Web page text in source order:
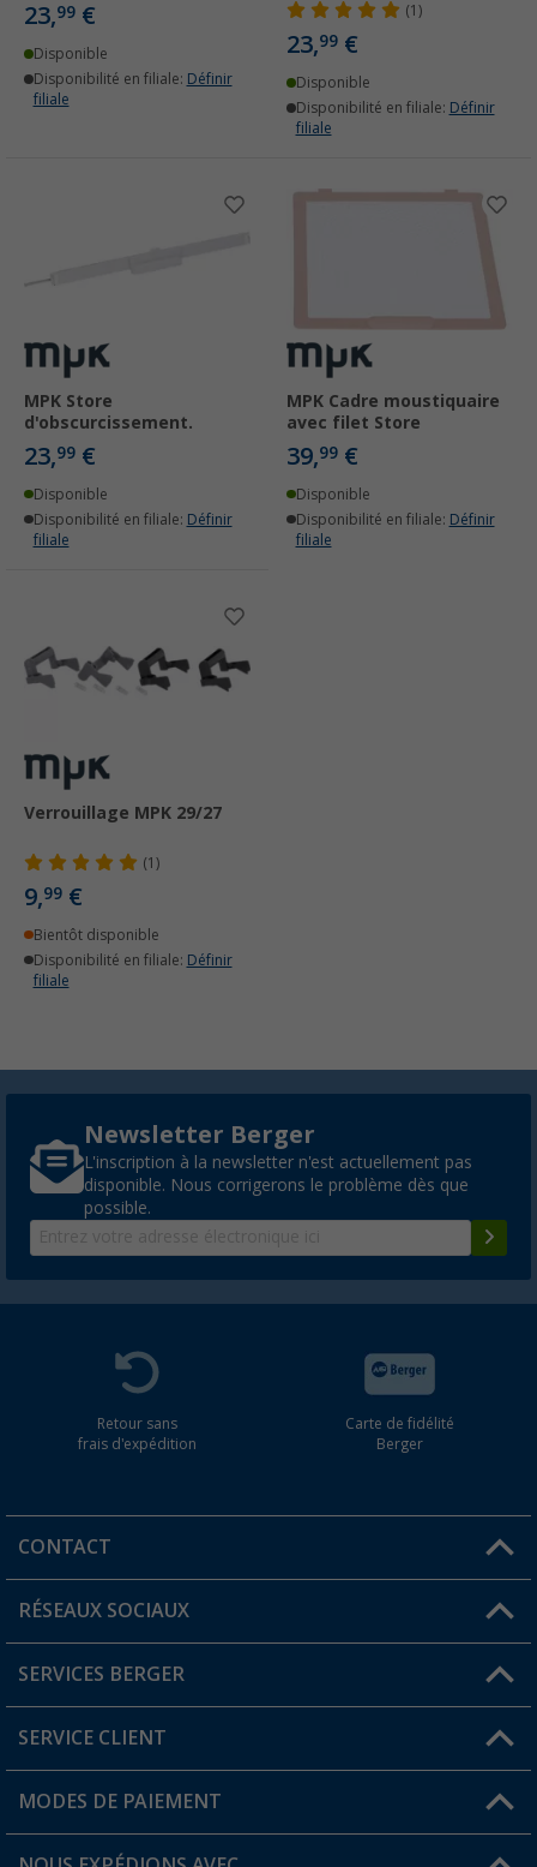
23,99 €
Disponible
Disponibilité en filiale: Définir
filiale
(1)
23,99 €
Disponible
Disponibilité en filiale: Définir
filiale
MPK Store
d'obscurcissement.
23,99 €
Disponible
Disponibilité en filiale: Définir
filiale
MPK Cadre moustiquaire
avec filet Store
39,99 €
Disponible
Disponibilité en filiale: Définir
filiale
Verrouillage MPK 29/27
(1)
9,99 €
Bientôt disponible
Disponibilité en filiale: Définir
filiale
Newsletter Berger
L'inscription à la newsletter n'est actuellement pas
disponible. Nous corrigerons le problème dès que
possible.
Retour sans
frais d'expédition
Carte de fidélité
Berger
CONTACT
Une question ?
Trouver une magasin
RÉSEAUX SOCIAUX
SERVICES BERGER
Devenir revendeur
Mon compte
SERVICE CLIENT
FAQ et contact
Informations sur l'expédition
MODES DE PAIEMENT